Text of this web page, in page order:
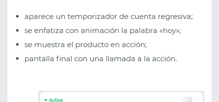
aparece un temporizador de cuenta regresiva;
se enfatiza con animación la palabra «hoy»;
se muestra el producto en acción;
pantalla final con una llamada a la acción.